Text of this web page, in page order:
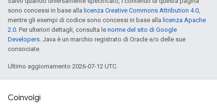
sono concessi in base alla licenza Creative Commons Attribution 4.0,
mentre gli esempi di codice sono concessi in base alla licenza Apache
2.0. Per ulteriori dettagli, consulta le norme del sito di Google
Developers. Java è un marchio registrato di Oracle e/o delle sue
consociate.
Ultimo aggiornamento 2026-07-12 UTC.
Coinvolgi